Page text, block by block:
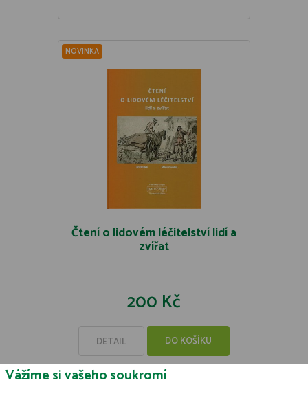
NOVINKA
Čtení o lidovém léčitelství lidí a
zvířat
200 Kč
DETAIL DO KOŠÍKU
Vážíme si vašeho soukromí